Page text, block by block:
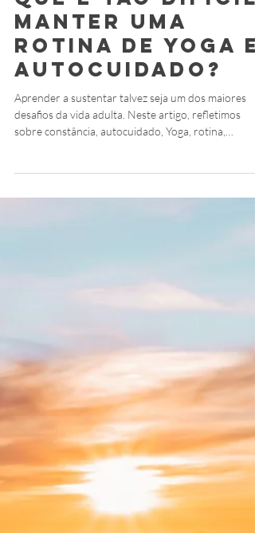
Aprender a
Sustentar: por
que é tão difícil
manter uma
rotina de Yoga e
autocuidado?
desafios da vida adulta. Neste artigo, refletimos
sobre constância, autocuidado, Yoga, rotina,